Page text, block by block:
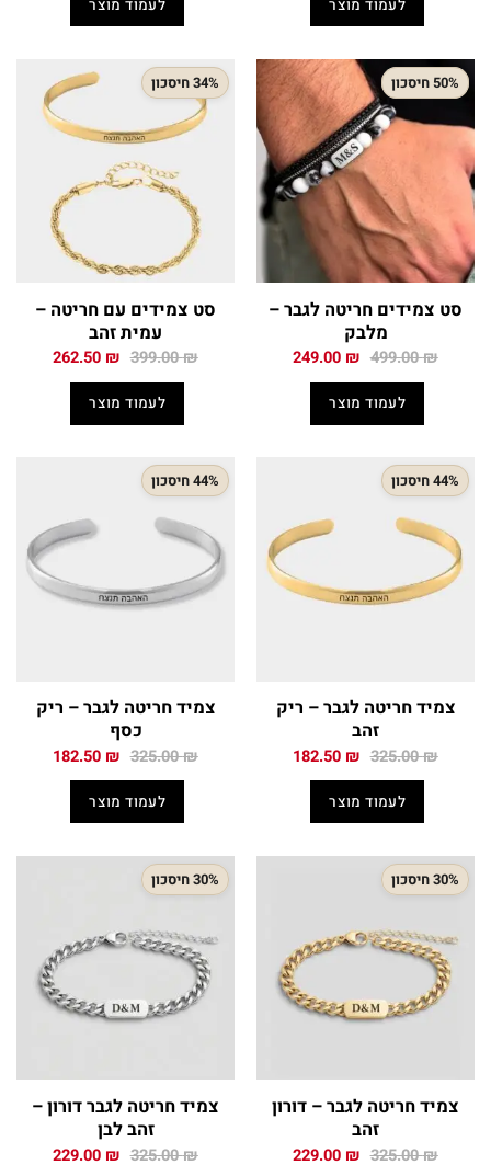
389.00 ₪.
לעמוד מוצר 379.00 ₪.
לעמוד מוצר
50% חיסכון
סט צמידים חריטה לגבר –
מלבק
499.00₪ המחיר
499.00 ₪.
249.00 ₪ המחיר
לעמוד מוצר
34% חיסכון
סט צמידים עם חריטה –
עמית זהב
399.00₪ המחיר
399.00 ₪.
262.50 ₪ המחיר
לעמוד מוצר
44% חיסכון
צמיד חריטה לגבר – ריק
זהב
325.00₪ המחיר
325.00 ₪.
182.50 ₪ המחיר
לעמוד מוצר
44% חיסכון
צמיד חריטה לגבר – ריק
כסף
325.00₪ המחיר
325.00 ₪.
182.50 ₪ המחיר
לעמוד מוצר
30% חיסכון
צמיד חריטה לגבר – דורון
זהב
325.00₪ המחיר
229.00 ₪ המחיר
30% חיסכון
צמיד חריטה לגבר דורון –
זהב לבן
325.00₪ המחיר
229.00 ₪ המחיר